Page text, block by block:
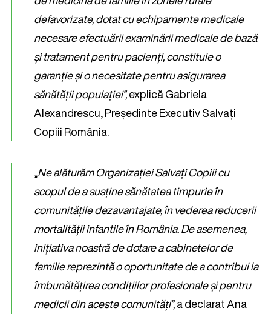
defavorizate, dotat cu echipamente medicale
necesare efectuării examinării medicale de bază
și tratament pentru pacienți, constituie o
garanție și o necesitate pentru asigurarea
sănătății populației”,explică Gabriela
Alexandrescu, Președinte Executiv Salvați
Copiii România.
„Ne alăturăm Organizației Salvați Copiii cu
scopul de a susține sănătatea timpurie în
comunitățile dezavantajate, în vederea reducerii
mortalității infantile în România. De asemenea,
inițiativa noastră de dotare a cabinetelor de
familie reprezintă o oportunitate de a contribui la
îmbunătățirea condițiilor profesionale și pentru
medicii din aceste comunități”,a declarat Ana